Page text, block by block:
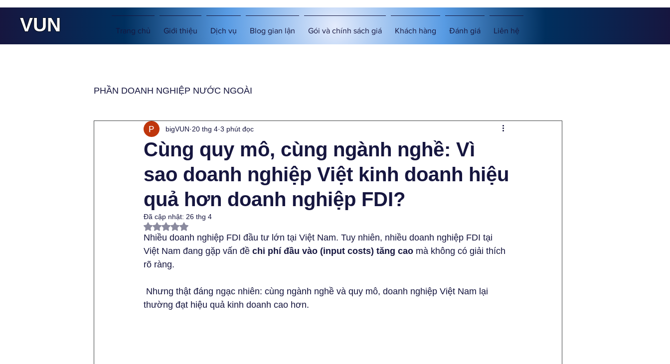
VUN Trang chủ Giới thiệu Dịch vụ Blog gian lận Gói và chính sách giá Khách hàng Đánh giá Liên hệ
PHẦN DOANH NGHIỆP NƯỚC NGOÀI
Cùng quy mô, cùng ngành nghề: Vì
sao doanh nghiệp Việt kinh doanh hiệu
quả hơn doanh nghiệp FDI?
bigVUN 20 thg 4 3 phút đọc
Đã cập nhật: 26 thg 4
Đã xếp hạng NaN/5 sao.
Nhiều doanh nghiệp FDI đầu tư lớn tại Việt Nam. Tuy nhiên, nhiều doanh nghiệp FDI tại
Việt Nam đang gặp vấn đề chi phí đầu vào (input costs) tăng cao mà không có giải thích
rõ ràng.
thường đạt hiệu quả kinh doanh cao hơn.